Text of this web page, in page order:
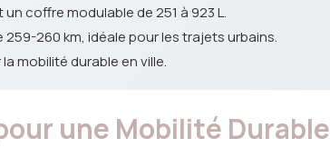
coffre modulable de 251 à 923 L.
259-260 km, idéale pour les trajets urbains.
mobilité durable en ville.
une Mobilité Durable